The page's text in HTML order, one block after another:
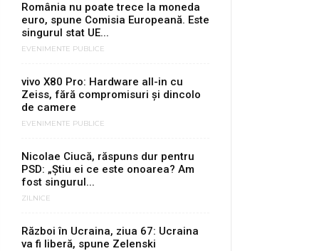
România nu poate trece la moneda
euro, spune Comisia Europeană. Este
singurul stat UE...
EVENIMENTE PUBLICE
vivo X80 Pro: Hardware all-in cu
Zeiss, fără compromisuri şi dincolo
de camere
EVENIMENTE PUBLICE
Nicolae Ciucă, răspuns dur pentru
PSD: „Știu ei ce este onoarea? Am
fost singurul...
ZILNICE
Război în Ucraina, ziua 67: Ucraina
va fi liberă, spune Zelenski